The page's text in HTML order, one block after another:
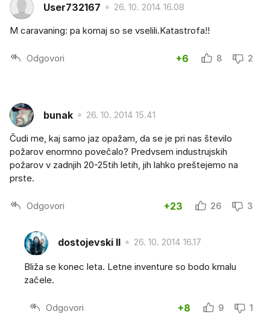
User732167 26. 10. 2014 16.08
M caravaning: pa komaj so se vselili.Katastrofa!!
Odgovori +6 8 2
bunak 26. 10. 2014 15.41
Čudi me, kaj samo jaz opažam, da se je pri nas število
požarov enormno povečalo? Predvsem industrujskih
požarov v zadnjih 20-25tih letih, jih lahko preštejemo na
prste.
Odgovori +23 26 3
dostojevski II 26. 10. 2014 16.17
Bliža se konec leta. Letne inventure so bodo kmalu
začele.
Odgovori +8 9 1